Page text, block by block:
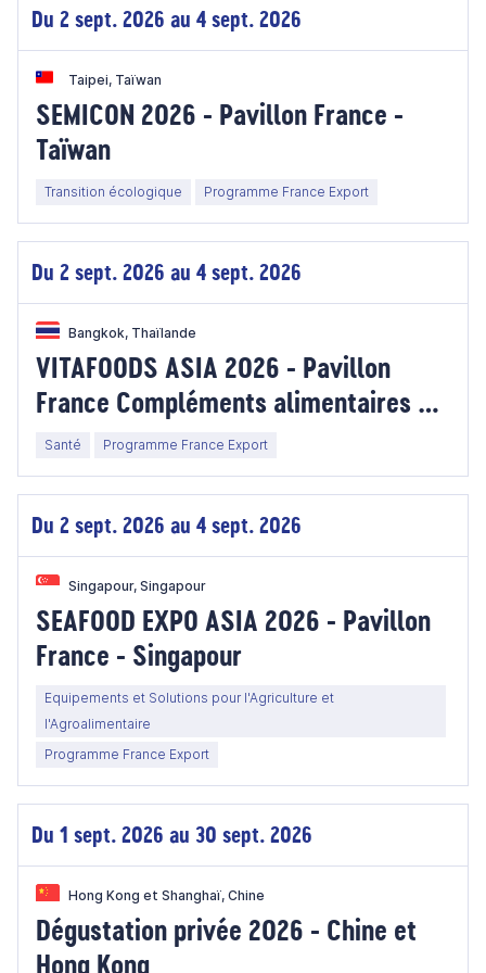
Du 2 sept. 2026 au 4 sept. 2026
Taipei, Taïwan
SEMICON 2026 - Pavillon France -
Taïwan
Transition écologique Programme France Export
Du 2 sept. 2026 au 4 sept. 2026
Bangkok, Thaïlande
VITAFOODS ASIA 2026 - Pavillon
France Compléments alimentaires &
Ingrédients - Thaïlande
Santé Programme France Export
Du 2 sept. 2026 au 4 sept. 2026
Singapour, Singapour
SEAFOOD EXPO ASIA 2026 - Pavillon
France - Singapour
Equipements et Solutions pour l'Agriculture et
l'Agroalimentaire
Programme France Export
Du 1 sept. 2026 au 30 sept. 2026
Hong Kong et Shanghaï, Chine
Dégustation privée 2026 - Chine et
Hong Kong